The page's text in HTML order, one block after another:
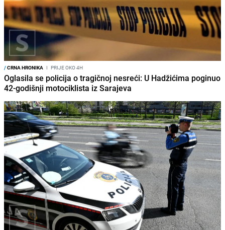
/CRNA HRONIKA I PRIJE OKO 4H
Oglasila se policija o tragičnoj nesreći: U Hadžićima poginuo
42-godišnji motociklista iz Sarajeva